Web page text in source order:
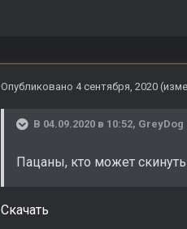
Опубликовано 4 сентября, 2020
В 04.09.2020 в 10:52, GreyDog
Пацаны, кто может скинуть
Скачать